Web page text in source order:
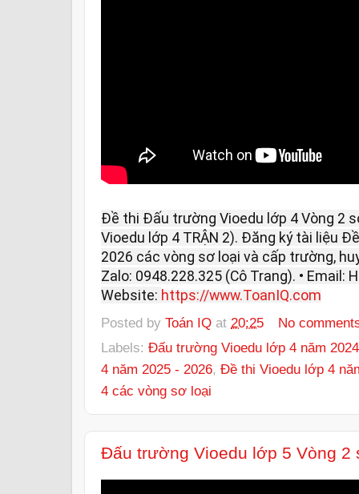
Đề thi Đấu trường Vioedu lớp 4 Vòng 2
Vioedu lớp 4 TRẬN 2). Đăng ký tài liệu
2026 các vòng sơ loại và cấp trường,
Zalo: 0948.228.325 (Cô Trang). • Email:
Website: https://www.ToanIQ.com
Posted by Toán IQ at 20:25
No
Labels: Đấu trường Vioedu lớp 4 năm
4 năm 2025 - 2026, Đề thi Vioedu lớp 4
4 các vòng sơ loại
Đấu trường Vioedu lớp 5 Vòng 2